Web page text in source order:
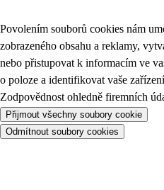
Povolením souborů cookies nám
zobrazeného obsahu a reklamy,
nebo přistupovat k informacím ve
o poloze a identifikovat vaše
Zodpovědnost ohledně firemních
Přijmout všechny soubory cookie
Odmítnout soubory cookies